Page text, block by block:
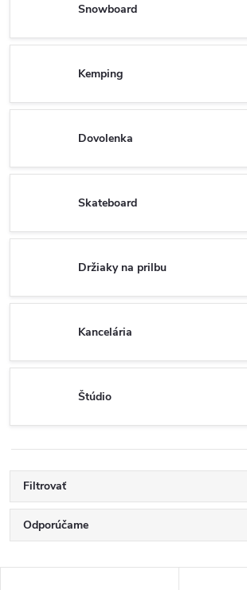
Snowboard
Kemping
Dovolenka
Skateboard
Držiaky na prilbu
Kancelária
Štúdio
Filtrovať
R
a
Odporúčame